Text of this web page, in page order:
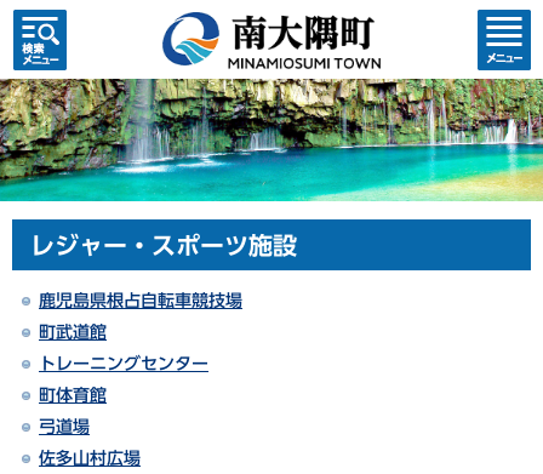
検索・
共通メ
ニュー
コンテ
ンツメ
ニュー
レジャー・スポーツ施設
鹿児島県根占自転車競技場
町武道館
トレーニングセンター
町体育館
弓道場
佐多山村広場